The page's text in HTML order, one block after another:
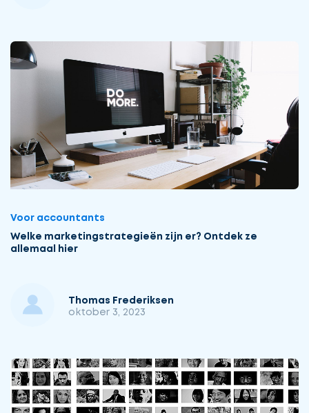
Voor accountants
Welke marketingstrategieën zijn er? Ontdek ze
allemaal hier
Thomas Frederiksen
oktober 3, 2023